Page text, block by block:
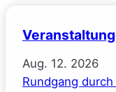
Aug. 12. 2026
Rundgang